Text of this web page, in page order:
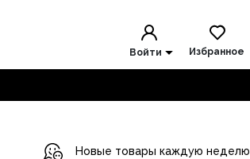
Войти Избранное
Новые товары каждую неделю